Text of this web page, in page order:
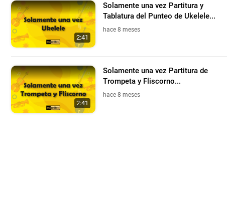
2:41
Solamente una vez Partitura y
Tablatura del Punteo de Ukelele...
hace 8 meses
2:41
Solamente una vez Partitura de
Trompeta y Fliscorno...
hace 8 meses